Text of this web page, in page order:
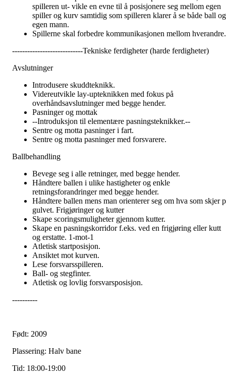
spilleren ut- vikle en evne til å posisjonere seg mellom egen
spiller og kurv samtidig som spilleren klarer å se både ball og
egen mann.
Spillerne skal forbedre kommunikasjonen mellom hverandre.
----------------------------Tekniske ferdigheter (harde ferdigheter)
Avslutninger
Introdusere skuddteknikk.
Videreutvikle lay-upteknikken med fokus på
overhåndsavslutninger med begge hender.
Pasninger og mottak
--Introduksjon til elementære pasningsteknikker.--
Sentre og motta pasninger i fart.
Sentre og motta pasninger med forsvarere.
Ballbehandling
Bevege seg i alle retninger, med begge hender.
Håndtere ballen i ulike hastigheter og enkle
retningsforandringer med begge hender.
Håndtere ballen mens man orienterer seg om hva som skjer
gulvet. Frigjøringer og kutter
Skape scoringsmuligheter gjennom kutter.
Skape en pasningskorridor f.eks. ved en frigjøring eller kutt
og erstatte. 1-mot-1
Atletisk startposisjon.
Ansiktet mot kurven.
Lese forsvarsspilleren.
Ball- og stegfinter.
Atletisk og lovlig forsvarsposisjon.
----------
Født: 2009
Plassering: Halv bane
Tid: 18:00-19:00